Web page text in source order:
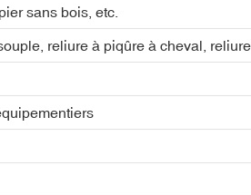
sans bois, etc.
reliure à piqûre à cheval,